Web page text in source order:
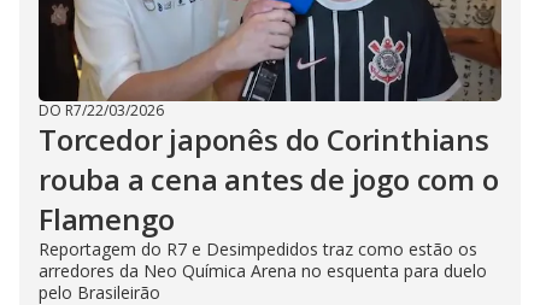
DO R7/22/03/2026
Torcedor japonês do Corinthians
rouba a cena antes de jogo com o
Flamengo
Reportagem do R7 e Desimpedidos traz como estão os
arredores da Neo Química Arena no esquenta para duelo
pelo Brasileirão